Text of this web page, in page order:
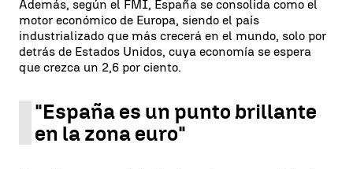
Además, según el FMI, España se consolida como el
motor económico de Europa, siendo el país
industrializado que más crecerá en el mundo, solo por
detrás de Estados Unidos, cuya economía se espera
que crezca un 2,6 por ciento.
"España es un punto brillante
en la zona euro"